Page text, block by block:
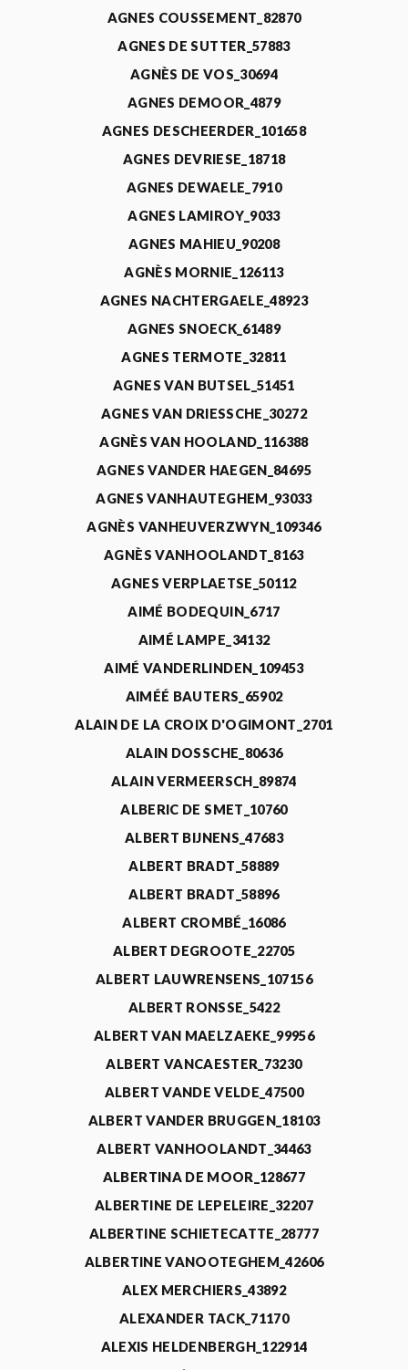
AGNES COUSSEMENT_82870
AGNES DE SUTTER_57883
AGNÈS DE VOS_30694
AGNES DEMOOR_4879
AGNES DESCHEERDER_101658
AGNES DEVRIESE_18718
AGNES DEWAELE_7910
AGNES LAMIROY_9033
AGNES MAHIEU_90208
AGNÈS MORNIE_126113
AGNES NACHTERGAELE_48923
AGNES SNOECK_61489
AGNES TERMOTE_32811
AGNES VAN BUTSEL_51451
AGNES VAN DRIESSCHE_30272
AGNÈS VAN HOOLAND_116388
AGNES VANDER HAEGEN_84695
AGNES VANHAUTEGHEM_93033
AGNÈS VANHEUVERZWYN_109346
AGNÈS VANHOOLANDT_8163
AGNES VERPLAETSE_50112
AIMÉ BODEQUIN_6717
AIMÉ LAMPE_34132
AIMÉ VANDERLINDEN_109453
AIMÉÉ BAUTERS_65902
ALAIN DE LA CROIX D'OGIMONT_2701
ALAIN DOSSCHE_80636
ALAIN VERMEERSCH_89874
ALBERIC DE SMET_10760
ALBERT BIJNENS_47683
ALBERT BRADT_58889
ALBERT BRADT_58896
ALBERT CROMBÉ_16086
ALBERT DEGROOTE_22705
ALBERT LAUWRENSENS_107156
ALBERT RONSSE_5422
ALBERT VAN MAELZAEKE_99956
ALBERT VANCAESTER_73230
ALBERT VANDE VELDE_47500
ALBERT VANDER BRUGGEN_18103
ALBERT VANHOOLANDT_34463
ALBERTINA DE MOOR_128677
ALBERTINE DE LEPELEIRE_32207
ALBERTINE SCHIETECATTE_28777
ALBERTINE VANOOTEGHEM_42606
ALEX MERCHIERS_43892
ALEXANDER TACK_71170
ALEXIS HELDENBERGH_122914